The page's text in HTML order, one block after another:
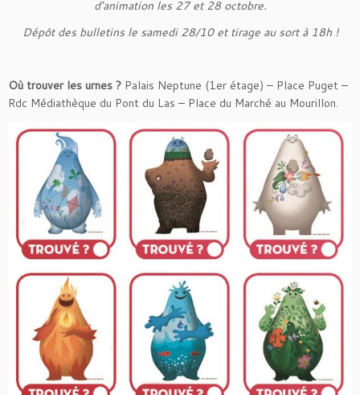
d’animation les 27 et 28 octobre.
Dépôt des bulletins le samedi 28/10 et tirage au sort à 18h !
Où trouver les urnes ? Palais Neptune (1er étage) – Place Puget –
Rdc Médiathèque du Pont du Las – Place du Marché au Mourillon.